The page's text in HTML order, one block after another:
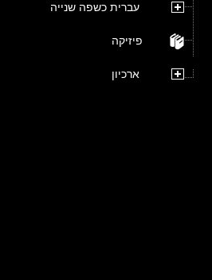
עברית כשפה שנייה
פיזיקה
ארכיון